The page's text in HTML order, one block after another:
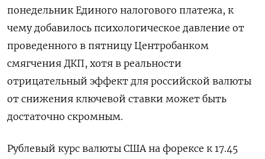
понедельник Единого налогового платежа, к
чему добавилось психологическое давление от
проведенного в пятницу Центробанком
смягчения ДКП, хотя в реальности
отрицательный эффект для российской валюты
от снижения ключевой ставки может быть
достаточно скромным.
Рублевый курс валюты США на форексе к 17.45